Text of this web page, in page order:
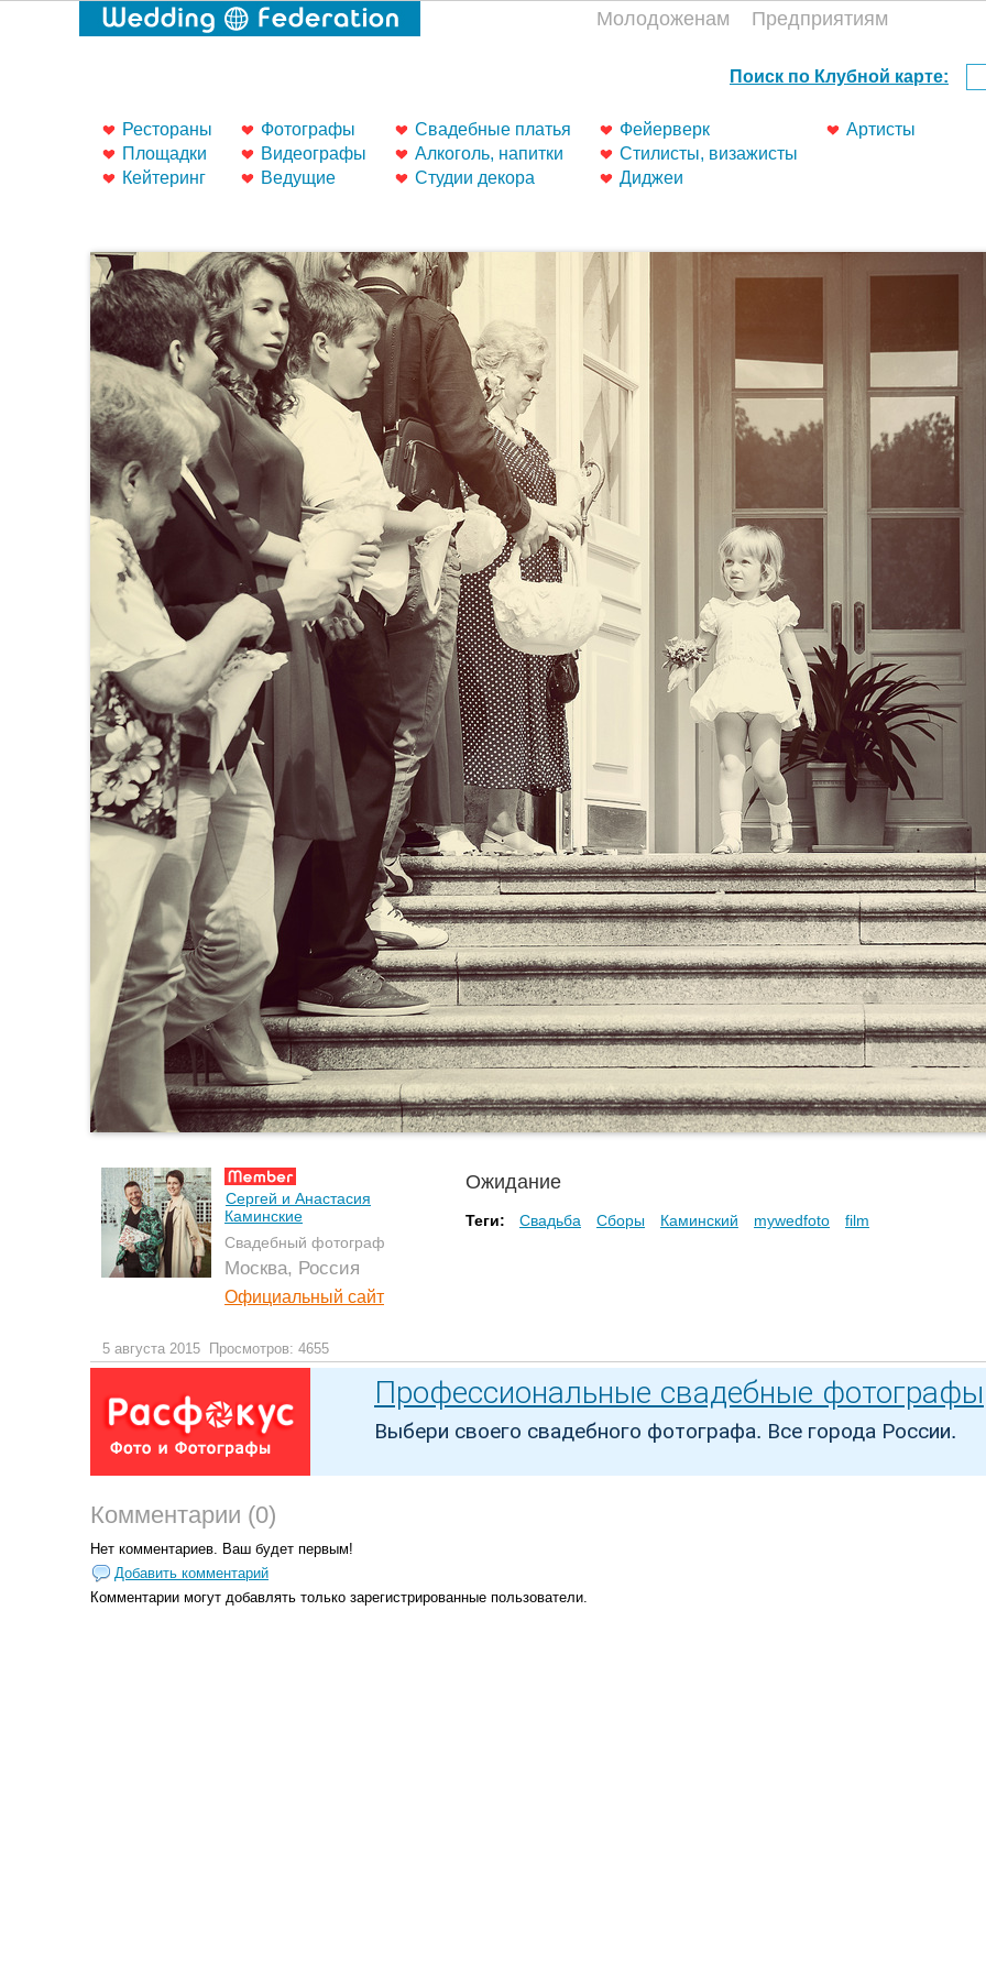
Молодоженам Предприятиям
Рестораны
Площадки
Кейтеринг
Фотографы
Видеографы
Ведущие
Свадебные платья
Алкоголь, напитки
Студии декора
Фейерверк
Стилисты, визажисты
Диджеи
Артисты
Сергей и Анастасия
Каминские
Свадебный фотограф
Москва, Россия
Официальный сайт
Ожидание
Теги: Свадьба Сборы Каминский mywedfoto film
5 августа 2015 Просмотров: 4655
Комментарии (0)
Нет комментариев. Ваш будет первым!
Добавить комментарий
Комментарии могут добавлять только зарегистрированные пользователи.